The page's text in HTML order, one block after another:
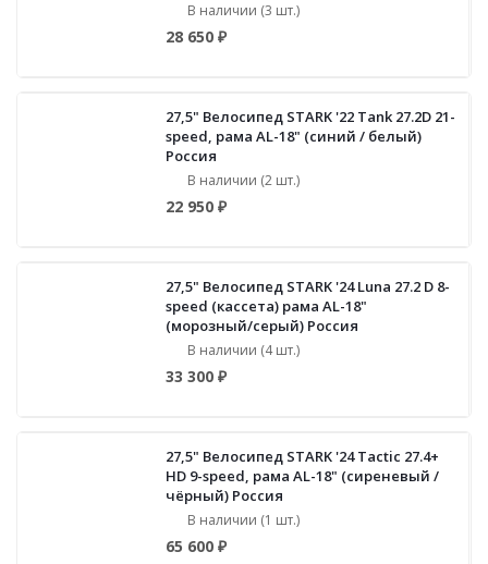
В наличии (3 шт.)
28 650 ₽
27,5" Велосипед STARK '22 Tank 27.2D 21-
speed, рама AL-18" (синий / белый)
Россия
В наличии (2 шт.)
22 950 ₽
27,5" Велосипед STARK '24 Luna 27.2 D 8-
speed (кассета) рама AL-18"
(морозный/серый) Россия
В наличии (4 шт.)
33 300 ₽
27,5" Велосипед STARK '24 Tactic 27.4+
HD 9-speed, рама AL-18" (сиреневый /
чёрный) Россия
В наличии (1 шт.)
65 600 ₽